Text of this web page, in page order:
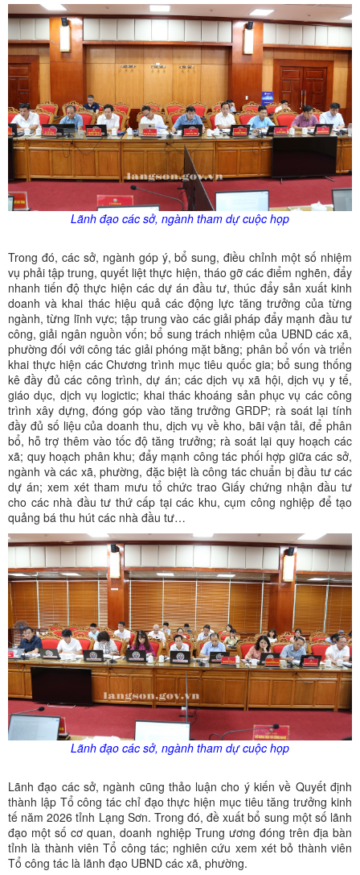
Lãnh đạo các sở, ngành tham dự cuộc họp
Trong đó, các sở, ngành góp ý, bổ sung, điều chỉnh một số nhiệm
vụ phải tập trung, quyết liệt thực hiện, tháo gỡ các điểm nghẽn, đẩy
nhanh tiến độ thực hiện các dự án đầu tư, thúc đẩy sản xuất kinh
doanh và khai thác hiệu quả các động lực tăng trưởng của từng
ngành, từng lĩnh vực; tập trung vào các giải pháp đẩy mạnh đầu tư
công, giải ngân nguồn vốn; bổ sung trách nhiệm của UBND các xã,
phường đối với công tác giải phóng mặt bằng; phân bổ vốn và triển
khai thực hiện các Chương trình mục tiêu quốc gia; bổ sung thống
kê đầy đủ các công trình, dự án; các dịch vụ xã hội, dịch vụ y tế,
giáo dục, dịch vụ logictic; khai thác khoáng sản phục vụ các công
trình xây dựng, đóng góp vào tăng trưởng GRDP; rà soát lại tính
đầy đủ số liệu của doanh thu, dịch vụ về kho, bãi vận tải, để phân
bổ, hỗ trợ thêm vào tốc độ tăng trưởng; rà soát lại quy hoạch các
xã; quy hoạch phân khu; đẩy mạnh công tác phối hợp giữa các sở,
ngành và các xã, phường, đặc biệt là công tác chuẩn bị đầu tư các
dự án; xem xét tham mưu tổ chức trao Giấy chứng nhận đầu tư
cho các nhà đầu tư thứ cấp tại các khu, cụm công nghiệp để tạo
quảng bá thu hút các nhà đầu tư…
Lãnh đạo các sở, ngành tham dự cuộc họp
Lãnh đạo các sở, ngành cũng thảo luận cho ý kiến về Quyết định
thành lập Tổ công tác chỉ đạo thực hiện mục tiêu tăng trưởng kinh
tế năm 2026 tỉnh Lạng Sơn. Trong đó, đề xuất bổ sung một số lãnh
đạo một số cơ quan, doanh nghiệp Trung ương đóng trên địa bàn
tỉnh là thành viên Tổ công tác; nghiên cứu xem xét bỏ thành viên
Tổ công tác là lãnh đạo UBND các xã, phường.